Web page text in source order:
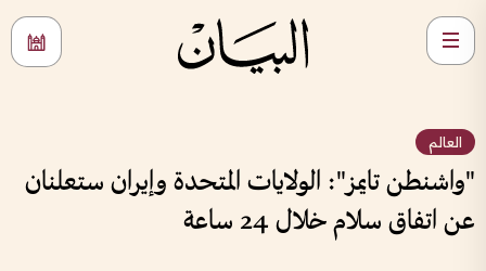
العالم
"واشنطن تايمز": الولايات المتحدة وإيران ستعلنان
عن اتفاق سلام خلال 24 ساعة